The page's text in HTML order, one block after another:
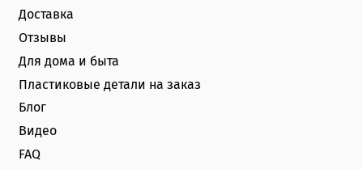
Доставка
Отзывы
Для дома и быта
Пластиковые детали на заказ
Блог
Видео
FAQ